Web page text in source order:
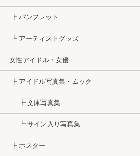
┣ パンフレット
┗ アーティストグッズ
女性アイドル・女優
┣ アイドル写真集・ムック
┣ 文庫写真集
┗ サイン入り写真集
┣ ポスター